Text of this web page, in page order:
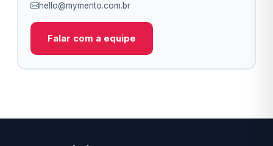
hello@mymento.com.br
Falar com a equipe